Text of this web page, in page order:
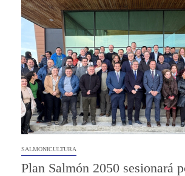
SALMONICULTURA
Plan Salmón 2050 sesionará